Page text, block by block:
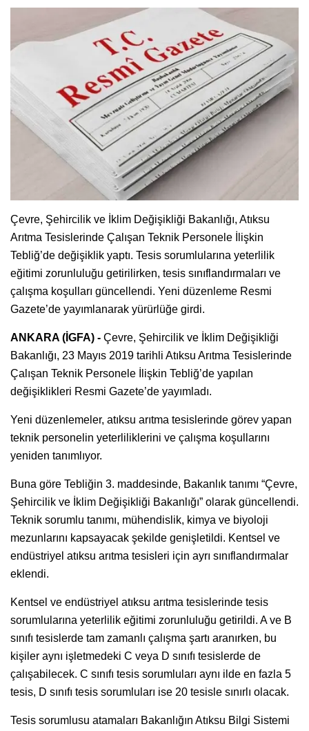
Çevre, Şehircilik ve İklim Değişikliği Bakanlığı, Atıksu
Arıtma Tesislerinde Çalışan Teknik Personele İlişkin
Tebliğ’de değişiklik yaptı. Tesis sorumlularına yeterlilik
eğitimi zorunluluğu getirilirken, tesis sınıflandırmaları ve
çalışma koşulları güncellendi. Yeni düzenleme Resmi
Gazete’de yayımlanarak yürürlüğe girdi.
ANKARA (İGFA) - Çevre, Şehircilik ve İklim Değişikliği
Bakanlığı, 23 Mayıs 2019 tarihli Atıksu Arıtma Tesislerinde
Çalışan Teknik Personele İlişkin Tebliğ’de yapılan
değişiklikleri Resmi Gazete’de yayımladı.
Yeni düzenlemeler, atıksu arıtma tesislerinde görev yapan
teknik personelin yeterliliklerini ve çalışma koşullarını
yeniden tanımlıyor.
Buna göre Tebliğin 3. maddesinde, Bakanlık tanımı “Çevre,
Şehircilik ve İklim Değişikliği Bakanlığı” olarak güncellendi.
Teknik sorumlu tanımı, mühendislik, kimya ve biyoloji
mezunlarını kapsayacak şekilde genişletildi. Kentsel ve
endüstriyel atıksu arıtma tesisleri için ayrı sınıflandırmalar
eklendi.
Kentsel ve endüstriyel atıksu arıtma tesislerinde tesis
sorumlularına yeterlilik eğitimi zorunluluğu getirildi. A ve B
sınıfı tesislerde tam zamanlı çalışma şartı aranırken, bu
kişiler aynı işletmedeki C veya D sınıfı tesislerde de
çalışabilecek. C sınıfı tesis sorumluları aynı ilde en fazla 5
tesis, D sınıfı tesis sorumluları ise 20 tesisle sınırlı olacak.
Tesis sorumlusu atamaları Bakanlığın Atıksu Bilgi Sistemi